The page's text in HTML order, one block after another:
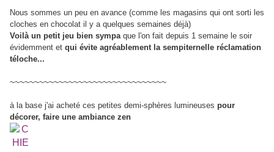
Nous sommes un peu en avance (comme les magasins qui ont sorti les
cloches en chocolat il y a quelques semaines déjà)
Voilà un petit jeu bien sympaque l'on fait depuis 1 semaine le soir
évidemment et qui évite agréablement la sempiternelle réclamation
téloche...
~~~~~~~~~~~~~~~~~~~~~~~~~~~~~~~~
à la base j'ai acheté ces petites demi-sphères lumineuses pour
décorer, faire une ambiance zen